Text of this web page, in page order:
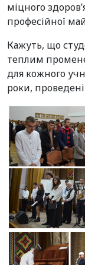
міцного
професійної
Кажуть, що
теплим
для кожного
роки,